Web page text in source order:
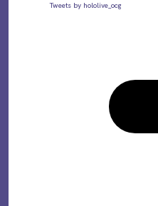
Tweets by hololive_ocg